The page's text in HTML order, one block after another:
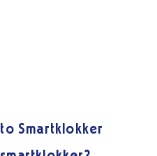
Smartklokker